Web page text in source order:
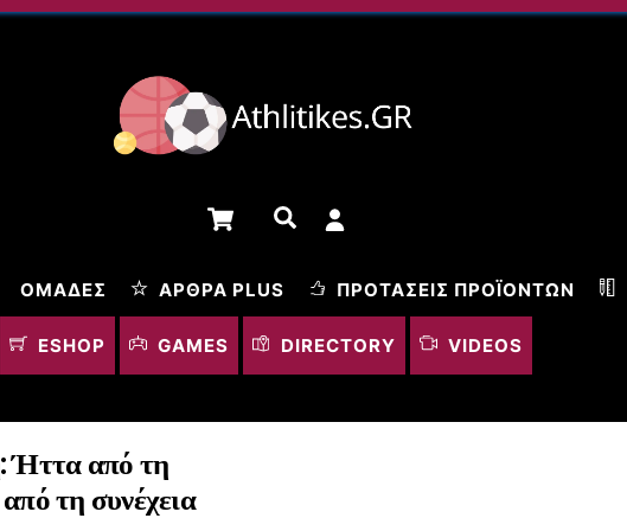
Cart Αναζήτηση
ΟΜΆΔΕΣ ΆΡΘΡΑ PLUS ΠΡΟΤΆΣΕΙΣ ΠΡΟΪΌΝΤΩΝ
ESHOP GAMES DIRECTORY VIDEOS
Ήττα από τη
τη συνέχεια